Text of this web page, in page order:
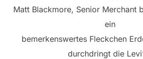
Matt Blackmore, Senior Merchant
ein
bemerkenswertes Fleckchen
durchdringt die